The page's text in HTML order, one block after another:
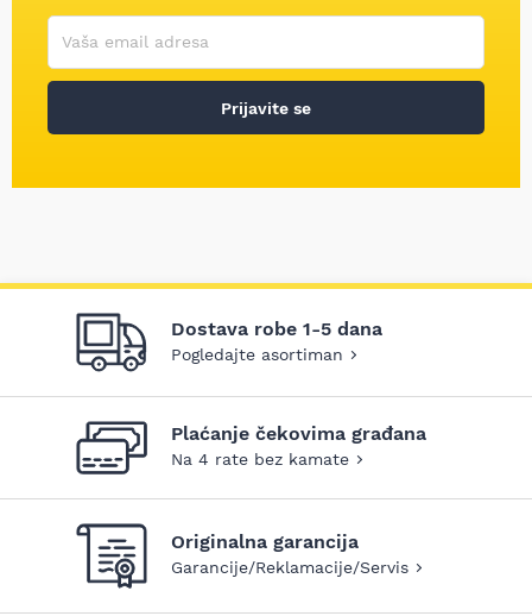
Korisničko ime
Vaša email adresa
Prijavite se
Dostava robe 1-5 dana
Pogledajte asortiman
Plaćanje čekovima građana
Na 4 rate bez kamate
Originalna garancija
Garancije/Reklamacije/Servis